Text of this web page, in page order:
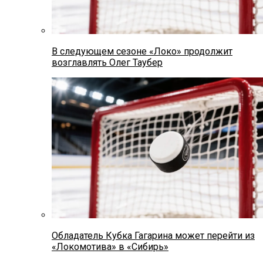
В следующем сезоне «Локо» продолжит
возглавлять Олег Таубер
Обладатель Кубка Гагарина может перейти из
«Локомотива» в «Сибирь»